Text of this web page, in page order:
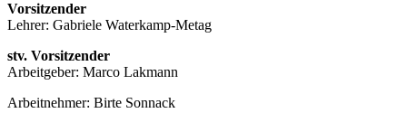
Vorsitzender
Lehrer: Gabriele Waterkamp-Metag
stv. Vorsitzender
Arbeitgeber: Marco Lakmann
Arbeitnehmer: Birte Sonnack